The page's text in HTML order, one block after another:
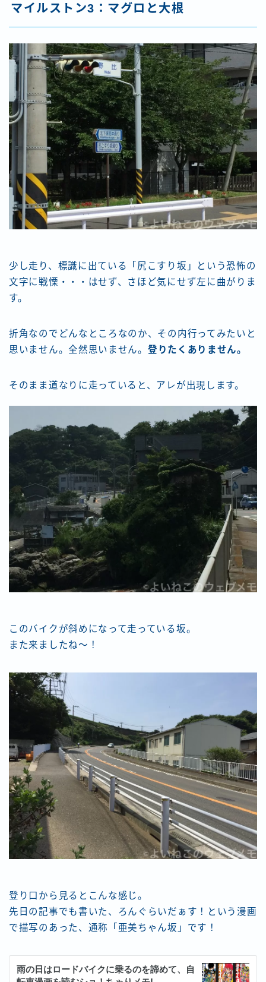
マイルストン3：マグロと大根
少し走り、標識に出ている「尻こすり坂」という恐怖の
文字に戦慄・・・はせず、さほど気にせず左に曲がりま
す。
折角なのでどんなところなのか、その内行ってみたいと
思いません。全然思いません。 登りたくありません。
そのまま道なりに走っていると、アレが出現します。
このバイクが斜めになって走っている坂。
また来ましたね〜！
登り口から見るとこんな感じ。
先日の記事でも書いた、ろんぐらいだぁす！という漫画
で描写のあった、通称「亜美ちゃん坂」です！